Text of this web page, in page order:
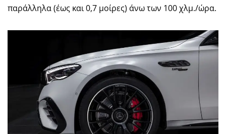
παράλληλα (έως και 0,7 μοίρες) άνω των 100 χλμ./ώρα.